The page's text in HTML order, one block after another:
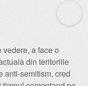
a face o
din teritoriile
anti-semitism, cred